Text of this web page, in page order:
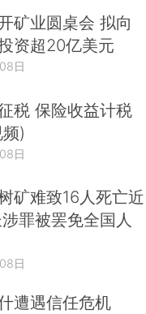
矿业圆桌会 拟向
资超20亿美元
日
税 保险收益计税
)
日
矿难致16人死亡近
罪被罢免全国人
日
遭遇信任危机